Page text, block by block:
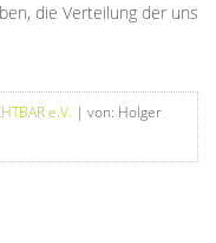
die Verteilung der uns
e.V. | von: Holger